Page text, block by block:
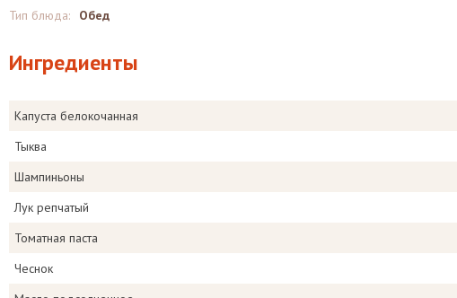
Тип блюда:
Обед
Ингредиенты
Капуста белокочанная
Тыква
Шампиньоны
Лук репчатый
Томатная паста
Чеснок